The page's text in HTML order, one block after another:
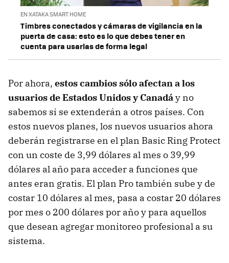
EN XATAKA SMART HOME
Timbres conectados y cámaras de vigilancia en la
puerta de casa: esto es lo que debes tener en
cuenta para usarlas de forma legal
Por ahora, estos cambios sólo afectan a los
usuarios de Estados Unidos y Canadáy no
sabemos si se extenderán a otros países. Con
estos nuevos planes, los nuevos usuarios ahora
deberán registrarse en el plan Basic Ring Protect
con un coste de 3,99 dólares al mes o 39,99
dólares al año para acceder a funciones que
antes eran gratis. El plan Pro también sube y de
costar 10 dólares al mes, pasa a costar 20 dólares
por mes o 200 dólares por año y para aquellos
que desean agregar monitoreo profesional a su
sistema.